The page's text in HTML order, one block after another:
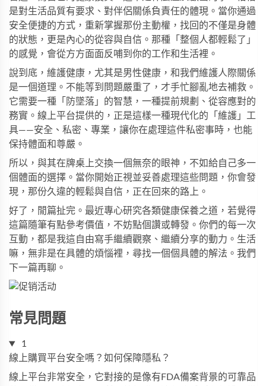
是對生活品質有要求、對伴侶關係負責任的體現。當你通過
安全便捷的方式，重新掌握那份主動權，找回的不僅是身體
的狀態，更是內心的從容與自信。那種「整個人都輕鬆了」
的感覺，會從方方面面反哺到你的工作和生活裡。
說到底，維護健康，尤其是男性健康，和我們維護人際關係
是一個道理。不能等到問題嚴重了，才手忙腳亂地去補救。
它需要一種「防墜落」的智慧，一種提前規劃、從容應對的
務實。線上平台提供的，正是這樣一種現代化的「維護」工
具——安全、私密、專業，讓你在處理這件私密事時，也能
保持體面和尊嚴。
所以，與其在牌桌上交換一個無奈的眼神，不如給自己多一
個體面的選擇。當你開始正視並妥善處理這些問題，你會發
現，那份久違的輕鬆與自信，正在回來的路上。
好了，閒篇扯完。最近專心研究各類健康保養之道，若覺得
這篇隨筆有點參考價值，不妨點個讚或轉發。你們的每一次
互動，都是我這自由寫手繼續觀察、繼續分享的動力。生活
嘛，無非是在具體的煩惱裡，尋找一個個具體的解法。我們
下一篇再聊。
常見問題
1
線上購買平台安全嗎？如何保障隱私？
線上平台非常安全，它對接的是像有FDA備案背景的可靠品